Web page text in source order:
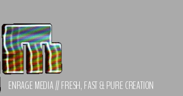
ENRAGE MEDIA // FRESH, FAST & PURE CREATION